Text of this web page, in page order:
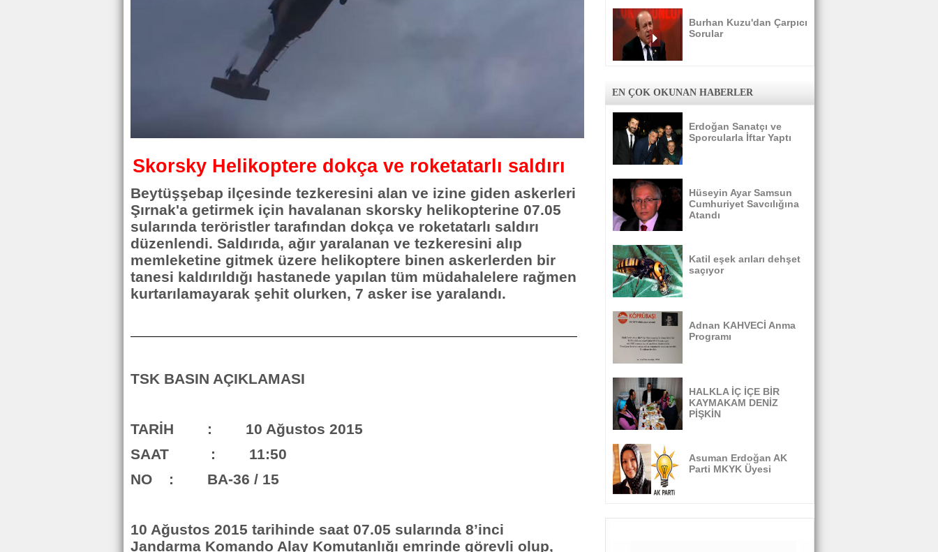
Skorsky Helikoptere dokça ve roketatarlı saldırı
Beytüşşebap ilçesinde tezkeresini alan ve izine giden askerleri
Şırnak'a getirmek için havalanan skorsky helikopterine 07.05
sularında teröristler tarafından dokça ve roketatarlı saldırı
düzenlendi. Saldırıda, ağır yaralanan ve tezkeresini alıp
memleketine gitmek üzere helikoptere binen askerlerden bir
tanesi kaldırıldığı hastanede yapılan tüm müdahalelere rağmen
kurtarılamayarak şehit olurken, 7 asker ise yaralandı.
TSK BASIN AÇIKLAMASI
TARİH : 10 Ağustos 2015
SAAT : 11:50
NO : BA-36 / 15
10 Ağustos 2015 tarihinde saat 07.05 sularında 8’inci
Jandarma Komando Alay Komutanlığı emrinde görevli olup,
Burhan Kuzu'dan Çarpıcı
Sorular
EN ÇOK OKUNAN HABERLER
Erdoğan Sanatçı ve
Sporcularla İftar Yaptı
Hüseyin Ayar Samsun
Cumhuriyet Savcılığına
Atandı
Katil eşek arıları dehşet
saçıyor
Adnan KAHVECİ Anma
Programı
HALKLA İÇ İÇE BİR
KAYMAKAM DENİZ
PİŞKİN
Asuman Erdoğan AK
Parti MKYK Üyesi